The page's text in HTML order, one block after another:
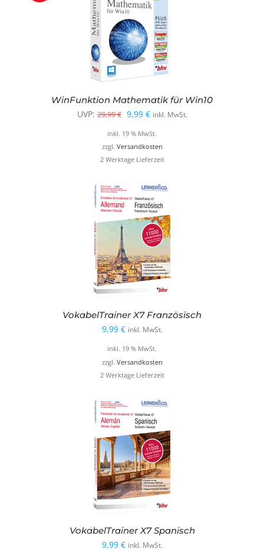
WinFunktion Mathematik für Win10
UVP: 29,99€ Ursprünglicher
Preis
war:
29,99 €
9,99 €Aktueller
Preis
ist:
9,99 €.
inkl. MwSt.
inkl. 19 % MwSt.
zzgl. Versandkosten
2 Werktage Lieferzeit
VokabelTrainer X7 Französisch
9,99 € inkl. MwSt.
inkl. 19 % MwSt.
zzgl. Versandkosten
2 Werktage Lieferzeit
VokabelTrainer X7 Spanisch
9,99 € inkl. MwSt.